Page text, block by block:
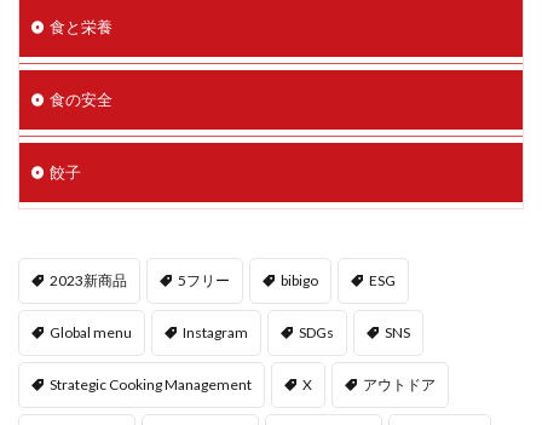
食と栄養
食の安全
餃子
2023新商品 5フリー bibigo ESG
Global menu Instagram SDGs SNS
Strategic Cooking Management X アウトドア